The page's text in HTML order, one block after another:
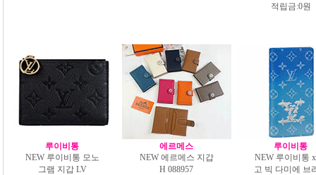
적립금:0원
루이비통
NEW 루이비통 모노
그램 지갑 LV
에르메스
NEW 에르메스 지갑
H 088957
루이비통
NEW 루이비통
고 빅 다미에 브